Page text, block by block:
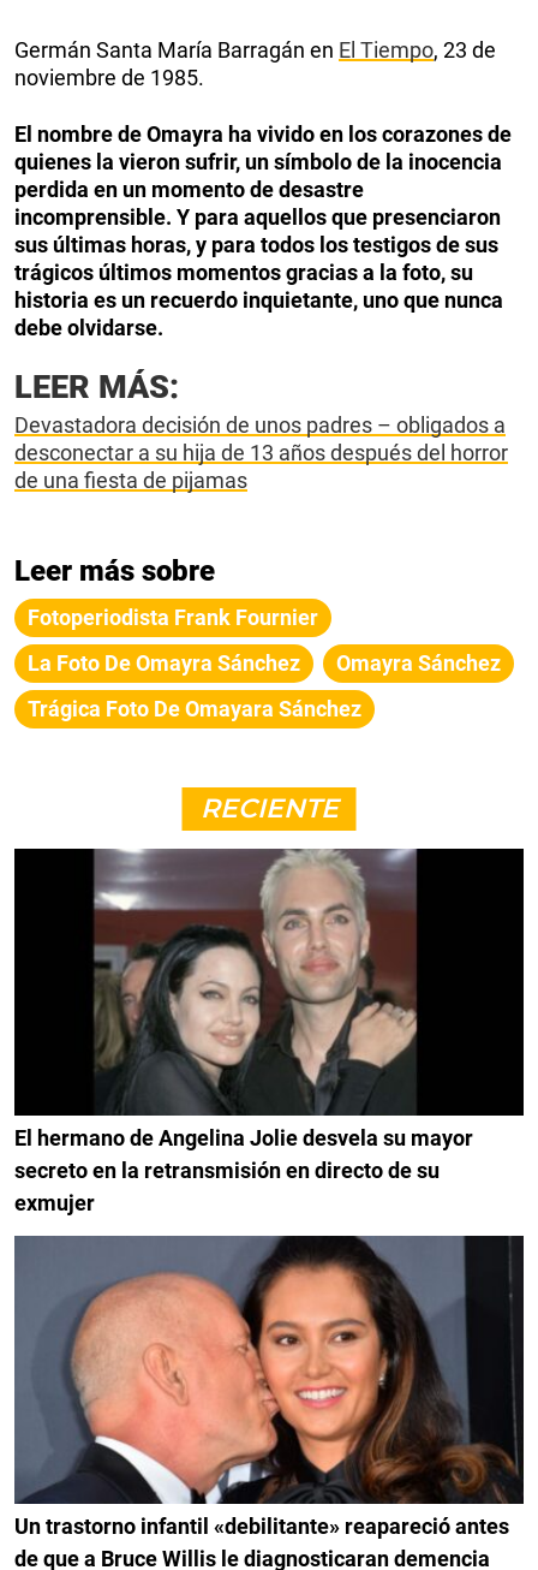
Germán Santa María Barragán en El Tiempo, 23 de
noviembre de 1985.
El nombre de Omayra ha vivido en los corazones de
quienes la vieron sufrir, un símbolo de la inocencia
perdida en un momento de desastre
incomprensible. Y para aquellos que presenciaron
sus últimas horas, y para todos los testigos de sus
trágicos últimos momentos gracias a la foto, su
historia es un recuerdo inquietante, uno que nunca
debe olvidarse.
LEER MÁS:
Devastadora decisión de unos padres – obligados a
desconectar a su hija de 13 años después del horror
de una fiesta de pijamas
Leer más sobre
Fotoperiodista Frank Fournier
La Foto De Omayra Sánchez
Omayra Sánchez
Trágica Foto De Omayara Sánchez
RECIENTE
El hermano de Angelina Jolie desvela su mayor
secreto en la retransmisión en directo de su
exmujer
Un trastorno infantil «debilitante» reapareció antes
de que a Bruce Willis le diagnosticaran demencia